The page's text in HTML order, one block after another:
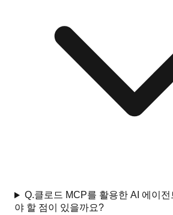
Q.클로드 MCP를 활용한 AI 에이
야 할 점이 있을까요?